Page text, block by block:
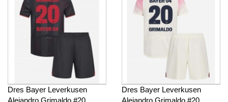
Dres Bayer Leverkusen
Alejandro Grimaldo #20
Dres Bayer Leverkusen
Alejandro Grimaldo #20